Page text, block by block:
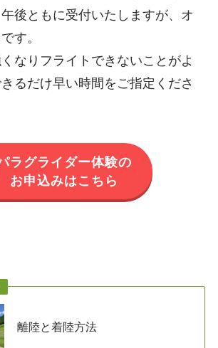
後ともに受付いたしますが、オ
す。
なりフライトできないことがよ
るだけ早い時間をご指定くださ
ラグライダー体験の
お申込みはこちら
離陸と着陸方法